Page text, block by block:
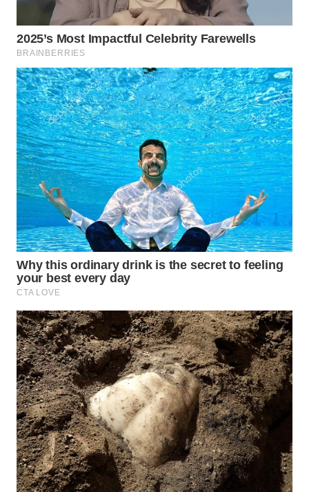
TAPANULI
UTARA
WN
SAMOSIR
WN
PADANG
LAWAS
WN
SUMEDANG
WN
CIANJUR
WN
KEPULAUAN
SERIBU
WN
TANGERANG
WN
BINJAI
WN
CIREBON